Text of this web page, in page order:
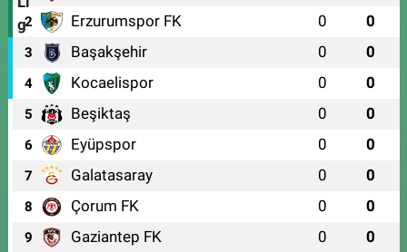
2 Erzurumspor FK 0 0
3 Başakşehir 0 0
4 Kocaelispor 0 0
5 Beşiktaş 0 0
6 Eyüpspor 0 0
7 Galatasaray 0 0
8 Çorum FK 0 0
9 Gaziantep FK 0 0